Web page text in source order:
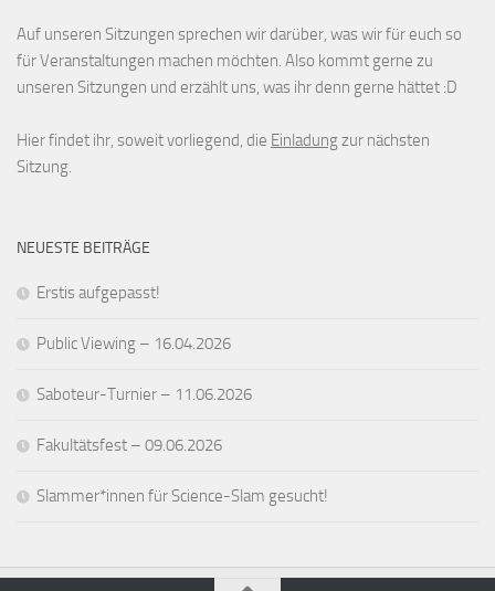
Auf unseren Sitzungen sprechen wir darüber, was wir für euch so
für Veranstaltungen machen möchten. Also kommt gerne zu
unseren Sitzungen und erzählt uns, was ihr denn gerne hättet :D
Hier findet ihr, soweit vorliegend, die Einladungzur nächsten
Sitzung.
NEUESTE BEITRÄGE
Erstis aufgepasst!
Public Viewing – 16.04.2026
Saboteur-Turnier – 11.06.2026
Fakultätsfest – 09.06.2026
Slammer*innen für Science-Slam gesucht!